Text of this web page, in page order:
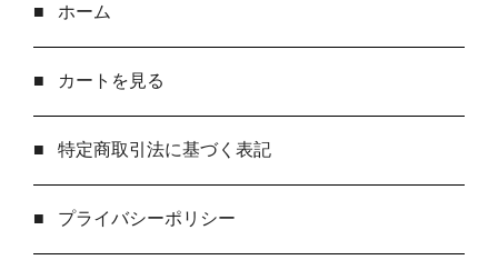
■ ホーム
■ カートを見る
■ 特定商取引法に基づく表記
■ プライバシーポリシー